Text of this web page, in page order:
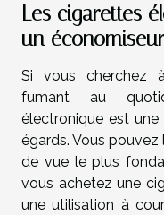
Les cigarettes
un
Si vous cherchez
fumant au
électronique est
égards. Vous pouvez
de vue le plus
vous achetez une
une utilisation à